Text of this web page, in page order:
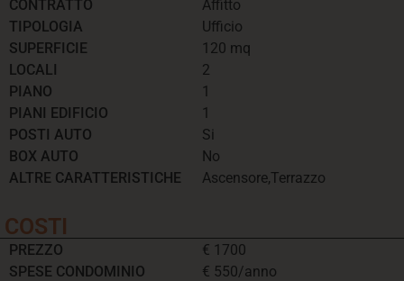
CONTRATTO
TIPOLOGIA
SUPERFICIE
LOCALI
PIANO
PIANI EDIFICIO
POSTI AUTO
BOX AUTO
ALTRE CARATTERISTICHE
Affitto
Ufficio
120 mq
2
1
1
Si
No
Ascensore,Terrazzo
COSTI
PREZZO
SPESE CONDOMINIO
€ 1700
€ 550/anno